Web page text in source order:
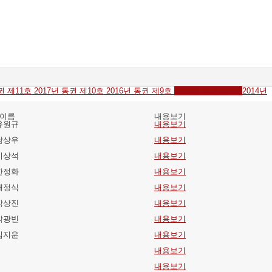
제11호 2017년 통권 제10호 2016년 통권 제9호
2014년
이름
내용보기
원규
내용보기
상우
내용보기
상석
내용보기
정화
내용보기
정식
내용보기
상진
내용보기
광빈
내용보기
지운
내용보기
내용보기
내용보기